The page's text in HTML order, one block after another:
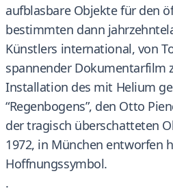
aufblasbare Objekte für den
bestimmten dann
Künstlers international, von
spannender Dokumentarfilm
Installation des mit Helium
“Regenbogens”, den Otto
der tragisch überschatteten
1972, in München entworfen
Hoffnungssymbol.
.